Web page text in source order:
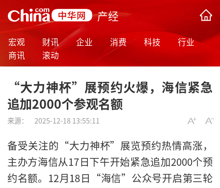
产经
宏观 财讯 企业 消费 科技
行业
商讯
滚动
“大力神杯”展预约火爆，海信紧急
追加2000个参观名额
来源： 2025-12-18 13:55:11
备受关注的“大力神杯”展览预约热情高涨，
主办方海信从17日下午开始紧急追加2000个预
约名额。12月18日“海信”公众号开启第三轮